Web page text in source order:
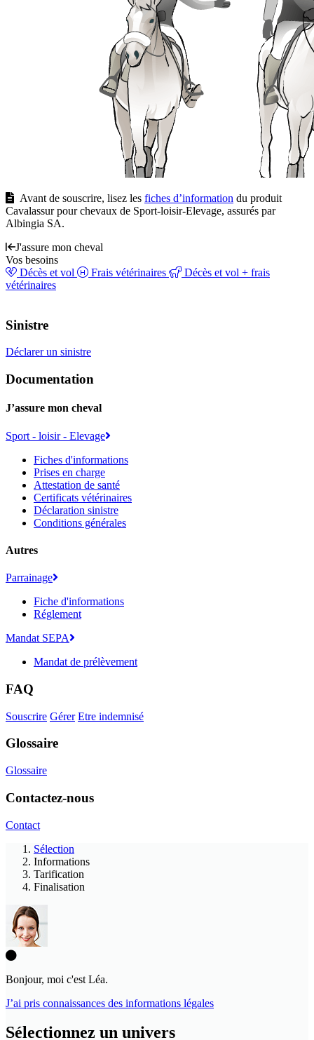
Avant de souscrire, lisez les fiches d’information du produit
Cavalassur pour chevaux de Sport-loisir-Elevage, assurés par
Albingia SA.
J'assure mon cheval
Vos besoins
Décès et vol
Frais vétérinaires
Décès et vol + frais
vétérinaires
Sinistre
Déclarer un sinistre
Documentation
J’assure mon cheval
Sport - loisir - Elevage
Fiches d'informations
Prises en charge
Attestation de santé
Certificats vétérinaires
Déclaration sinistre
Conditions générales
Autres
Parrainage
Fiche d'informations
Réglement
Mandat SEPA
Mandat de prélèvement
FAQ
Souscrire Gérer Etre indemnisé
Glossaire
Glossaire
Contactez-nous
Contact
Sélection
Informations
Tarification
Finalisation
Bonjour, moi c'est Léa.
J’ai pris connaissances des informations légales
Sélectionnez un univers